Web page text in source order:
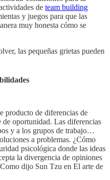
de team building
y juegos para que las
muy honesta cómo se
las pequeñas grietas pueden
producto de diferencias de
oportunidad. Las diferencias
y a los grupos de trabajo…
a problemas. ¿Cómo
psicológica donde las ideas
la divergencia de opiniones
dijo Sun Tzu en El arte de